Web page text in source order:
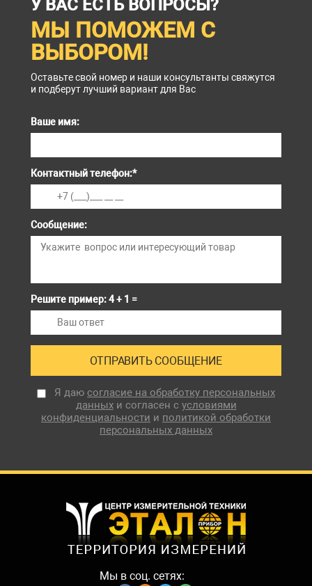
У ВАС ЕСТЬ ВОПРОСЫ?
МЫ ПОМОЖЕМ С
ВЫБОРОМ!
Оставьте свой номер и наши консультанты свяжутся
и подберут лучший вариант для Вас
Ваше имя:
Контактный телефон:*
Сообщение:
Решите пример: 4 + 1 =
Я даю согласие на обработку персональных
данныхи согласен с условиями
конфиденциальности и политикой обработки
персональных данных
Мы в соц. сетях: